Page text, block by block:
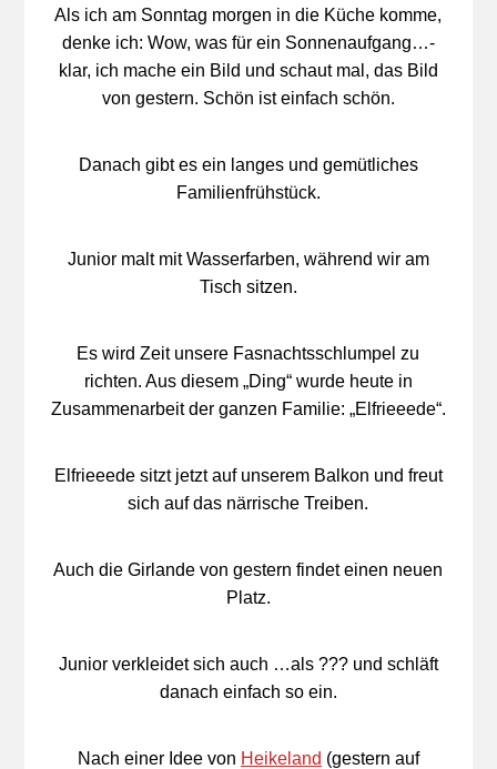
Als ich am Sonntag morgen in die Küche komme,
denke ich: Wow, was für ein Sonnenaufgang…-
klar, ich mache ein Bild und schaut mal, das Bild
von gestern. Schön ist einfach schön.
Danach gibt es ein langes und gemütliches
Familienfrühstück.
Junior malt mit Wasserfarben, während wir am
Tisch sitzen.
Es wird Zeit unsere Fasnachtsschlumpel zu
richten. Aus diesem „Ding“ wurde heute in
Zusammenarbeit der ganzen Familie: „Elfrieeede“.
Elfrieeede sitzt jetzt auf unserem Balkon und freut
sich auf das närrische Treiben.
Auch die Girlande von gestern findet einen neuen
Platz.
Junior verkleidet sich auch …als ??? und schläft
danach einfach so ein.
Nach einer Idee von Heikeland (gestern auf